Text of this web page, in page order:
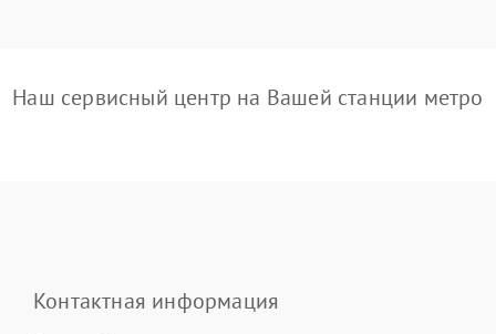
Наш сервисный центр на Вашей станции метро
Контактная информация